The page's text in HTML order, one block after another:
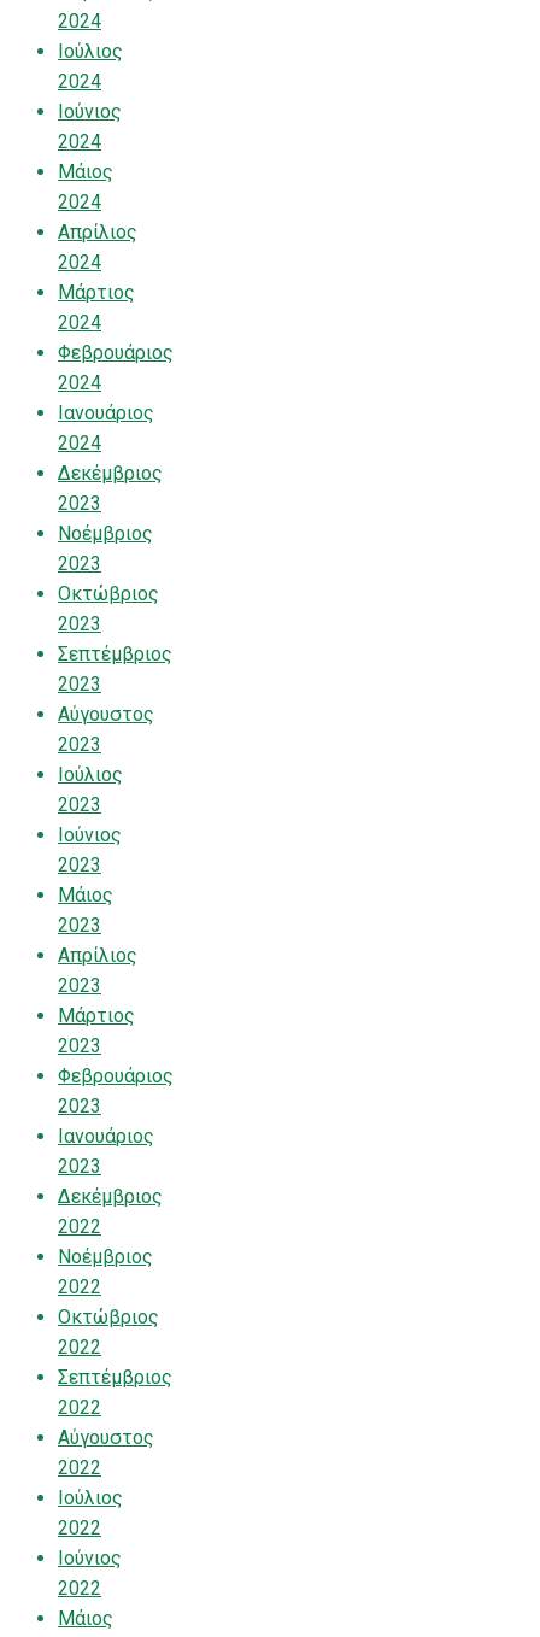
2024
Ιούλιος
2024
Ιούνιος
2024
Μάιος
2024
Απρίλιος
2024
Μάρτιος
2024
Φεβρουάριος
2024
Ιανουάριος
2024
Δεκέμβριος
2023
Νοέμβριος
2023
Οκτώβριος
2023
Σεπτέμβριος
2023
Αύγουστος
2023
Ιούλιος
2023
Ιούνιος
2023
Μάιος
2023
Απρίλιος
2023
Μάρτιος
2023
Φεβρουάριος
2023
Ιανουάριος
2023
Δεκέμβριος
2022
Νοέμβριος
2022
Οκτώβριος
2022
Σεπτέμβριος
2022
Αύγουστος
2022
Ιούλιος
2022
Ιούνιος
2022
Μάιος